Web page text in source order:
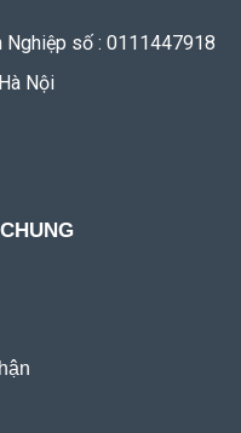
Nghiệp số : 0111447918
Nội